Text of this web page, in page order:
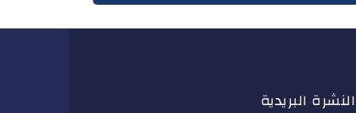
النشرة البريدية